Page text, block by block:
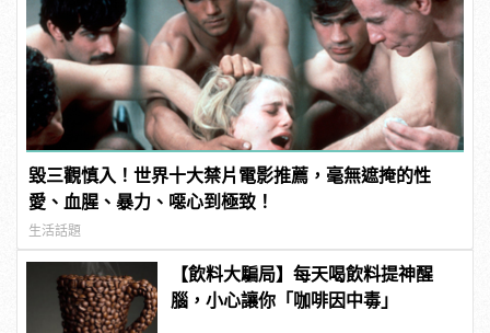
毀三觀慎入！世界十大禁片電影推薦，毫無遮掩的性
愛、血腥、暴力、噁心到極致！
生活話題
【飲料大騙局】每天喝飲料提神醒
腦，小心讓你「咖啡因中毒」